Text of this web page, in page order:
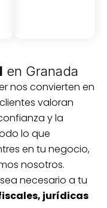
en Granada
nos convierten en
valoran
y la
lo que
en tu negocio,
nosotros.
necesario a tu
jurídicas